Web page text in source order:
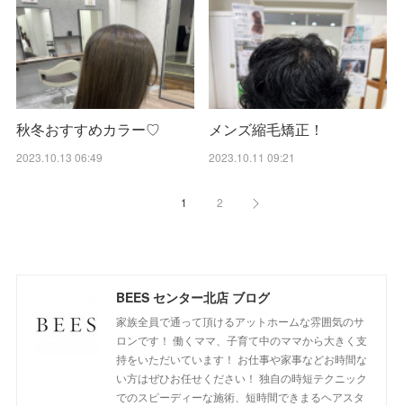
秋冬おすすめカラー♡
2023.10.13 06:49
メンズ縮毛矯正！
2023.10.11 09:21
1 2
BEES センター北店 ブログ
家族全員で通って頂けるアットホームな雰囲気のサ
ロンです！ 働くママ、子育て中のママから大きく支
持をいただいています！ お仕事や家事などお時間な
い方はぜひお任せください！ 独自の時短テクニック
でのスピーディーな施術、短時間できまるヘアスタ